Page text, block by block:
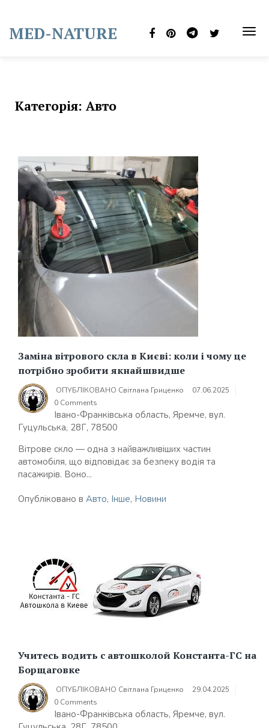
content
MED-NATURE
Категорія:Авто
Заміна вітрового скла в Києві: коли і чому це
потрібно зробити якнайшвидше
ОПУБЛІКОВАНО Світлана Гриценко
07.06.2025
0 Comments
Івано-Франківська область, Яремче, вул.
Гуцульська, 28Г, 78500
Вітрове скло — одна з найважливіших частин
автомобіля, що відповідає за безпеку водія та
пасажирів. Воно...
Опубліковано в Авто, Інше, Новини
Учитесь водить с автошколой Константа-ГС на
Борщаговке
ОПУБЛІКОВАНО Світлана Гриценко
29.04.2025
0 Comments
Івано-Франківська область, Яремче, вул.